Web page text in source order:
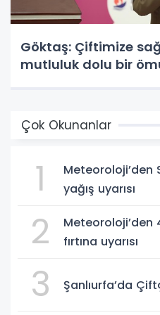
Göktaş: Çiftimize
mutluluk dolu bir
Çok Okunanlar
1
Meteoroloji’den
yağış uyarısı
2
Meteoroloji’den
fırtına uyarısı
3 Şanlıurfa’da